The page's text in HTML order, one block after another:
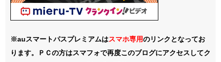
※auスマートパスプレミアムはスマホ専用のリンクとなってお
ります。ＰＣの方はスマフォで再度このブログにアクセスしてク